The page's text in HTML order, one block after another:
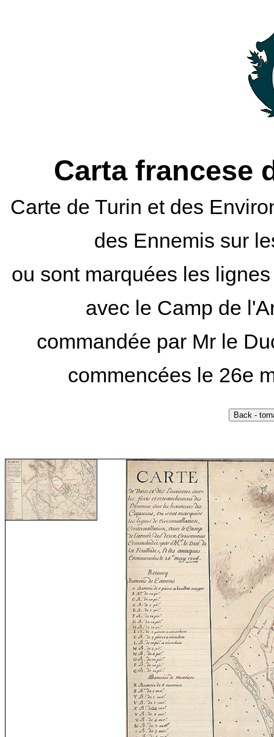
Carta francese
Carte de Turin et des
des Ennemis sur
ou sont marquées les
avec le Camp de
commandée par Mr le
commencées le 26e